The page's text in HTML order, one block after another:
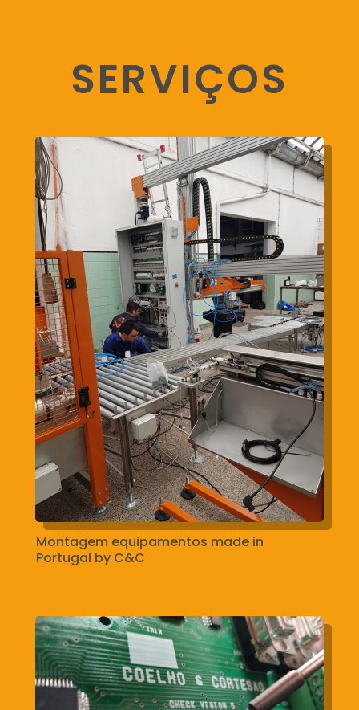
SERVIÇOS
Montagem equipamentos made in
Portugal by C&C